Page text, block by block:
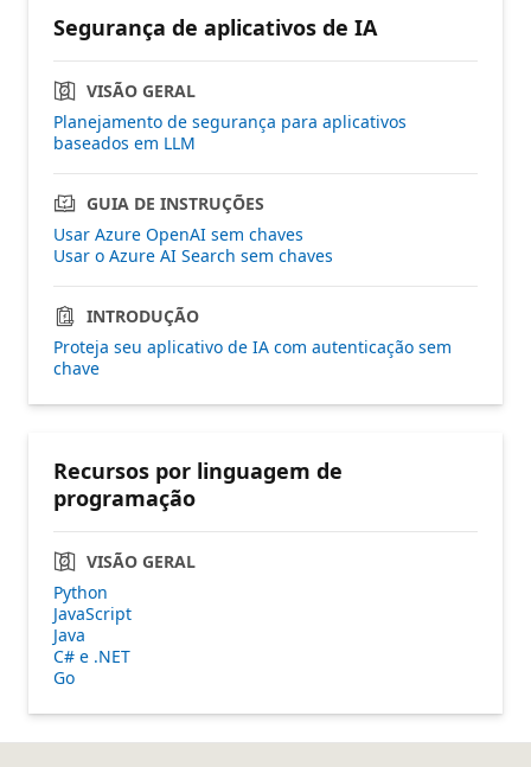
Segurança de aplicativos de IA
VISÃO GERAL
Planejamento de segurança para aplicativos
baseados em LLM
GUIA DE INSTRUÇÕES
Usar Azure OpenAI sem chaves
Usar o Azure AI Search sem chaves
INTRODUÇÃO
Proteja seu aplicativo de IA com autenticação sem
chave
Recursos por linguagem de
programação
VISÃO GERAL
Python
JavaScript
Java
C# e .NET
Go